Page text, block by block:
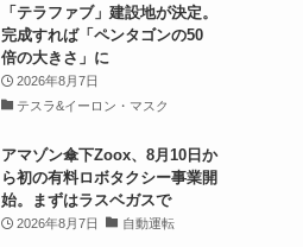
「テラファブ」建設地が決定。
完成すれば「ペンタゴンの50
倍の大きさ」に
2026年8月7日
テスラ&イーロン・マスク
アマゾン傘下Zoox、8月10日か
ら初の有料ロボタクシー事業開
始。まずはラスベガスで
2026年8月7日 自動運転